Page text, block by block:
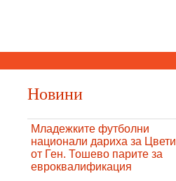
Новини
Младежките футболни
национали дариха за Цвети
от Ген. Тошево парите за
евроквалификация